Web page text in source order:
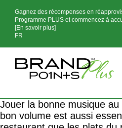
Gagnez des récompenses en
Programme PLUS et commencez à
[En savoir plus]
FR
Jouer la bonne musique
bon volume est aussi